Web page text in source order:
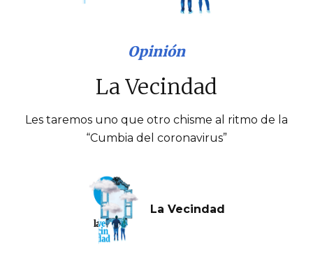
Opinión
La Vecindad
Les taremos uno que otro chisme al ritmo de la
“Cumbia del coronavirus”
La Vecindad